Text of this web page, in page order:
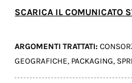
SCARICA IL COMUNICATO
ARGOMENTI TRATTATI:
GEOGRAFICHE, PACKAGING,